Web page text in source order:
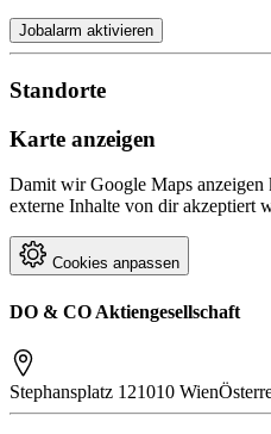
Jobalarm aktivieren
Standorte
Karte anzeigen
Damit wir Google Maps anzeigen
externe Inhalte von dir akzeptiert
Cookies anpassen
DO & CO Aktiengesellschaft
Stephansplatz 121010 Wien